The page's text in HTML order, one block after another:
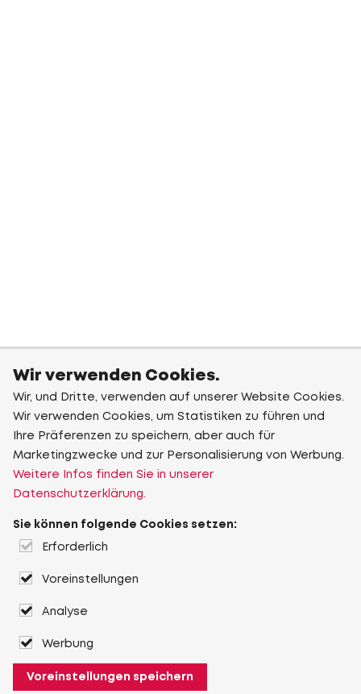
Wir verwenden Cookies.
Wir, und Dritte, verwenden auf unserer Website Cookies.
Wir verwenden Cookies, um Statistiken zu führen und
Ihre Präferenzen zu speichern, aber auch für
Marketingzwecke und zur Personalisierung von Werbung.
Weitere Infos finden Sie in unserer
Datenschutzerklärung.
Sie können folgende Cookies setzen:
Erforderlich
Voreinstellungen
Analyse
Werbung
Voreinstellungen speichern